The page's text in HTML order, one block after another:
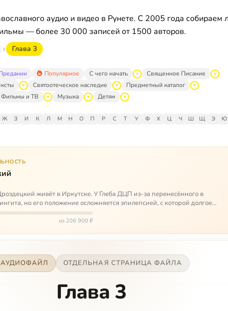
аудио и видео в Рунете. С 2005 года собираем
— более 30 000 записей от 1500 авторов.
Глава 3
Популярное С чего начать
Священное Писание
Святоотеческое наследие
Предметный каталог
Фильмы и ТВ Музыка Детям
Ж З И К Л М Н О П Р С Т У Ф Х Ц Ч Ш Щ Э Ю
живёт в Иркутске. У Глеба ДЦП из-за перенесённого в
но его положение осложняется эпилепсией, с которой долгое
из 206 900 ₽
АУДИОФАЙЛ ОТДЕЛЬНАЯ СТРАНИЦА ФАЙЛА
Глава 3